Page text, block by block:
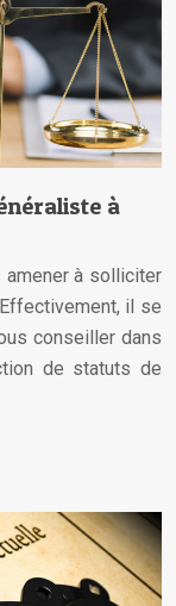
à
à solliciter
il se
conseiller dans
de statuts de